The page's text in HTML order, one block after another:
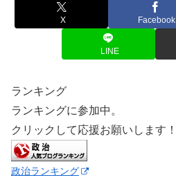
X Facebook
LINE
ランキング
ランキングに参加中。
クリックして応援お願いします！
政治ランキング